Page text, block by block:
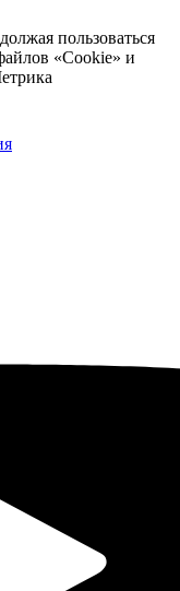
пользоваться
«Cookie» и